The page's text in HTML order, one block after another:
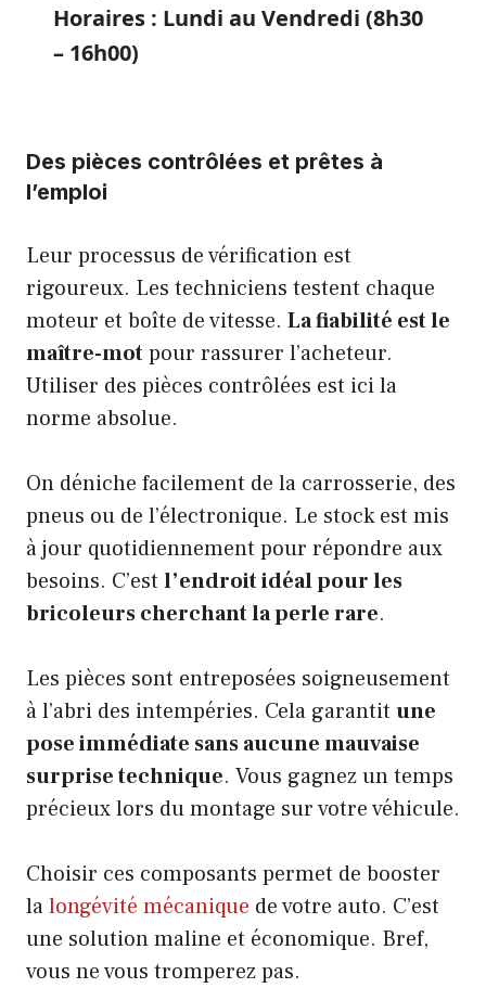
Horaires : Lundi au Vendredi (8h30
– 16h00)
Des pièces contrôlées et prêtes à
l’emploi
Leur processus de vérification est
rigoureux. Les techniciens testent chaque
moteur et boîte de vitesse. La fiabilité est le
maître-motpour rassurer l’acheteur.
Utiliser des pièces contrôlées est ici la
norme absolue.
On déniche facilement de la carrosserie, des
pneus ou de l’électronique. Le stock est mis
à jour quotidiennement pour répondre aux
besoins. C’est l’endroit idéal pour les
bricoleurs cherchant la perle rare.
Les pièces sont entreposées soigneusement
à l’abri des intempéries. Cela garantit une
pose immédiate sans aucune mauvaise
surprise technique. Vous gagnez un temps
précieux lors du montage sur votre véhicule.
Choisir ces composants permet de booster
lalongévité mécanique de votre auto. C’est
une solution maline et économique. Bref,
vous ne vous tromperez pas.